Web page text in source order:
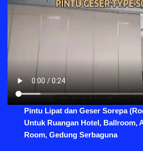
Pintu Lipat dan Geser Sorepa
Untuk Ruangan Hotel, Ballroom,
Room, Gedung Serbaguna